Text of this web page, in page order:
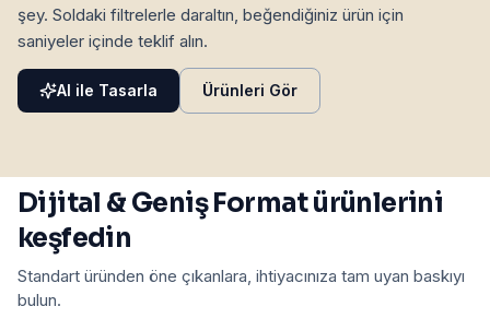
şey. Soldaki filtrelerle daraltın, beğendiğiniz ürün için
saniyeler içinde teklif alın.
AI ile Tasarla Ürünleri Gör
Dijital & Geniş Format ürünlerini
keşfedin
Standart üründen öne çıkanlara, ihtiyacınıza tam uyan baskıyı
bulun.